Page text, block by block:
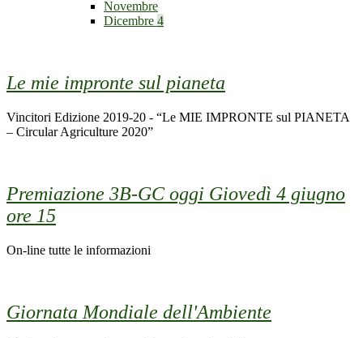
Novembre
Dicembre 4
Le mie impronte sul pianeta
Vincitori Edizione 2019-20 - “Le MIE IMPRONTE sul PIANETA
– Circular Agriculture 2020”
Premiazione 3B-GC oggi Giovedì 4 giugno
ore 15
On-line tutte le informazioni
Giornata Mondiale dell'Ambiente